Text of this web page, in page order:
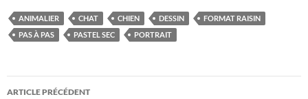
ANIMALIER CHAT CHIEN DESSIN
FORMAT RAISIN
PAS À PAS
PASTEL SEC PORTRAIT
Navigation
ARTICLE PRÉCÉDENT